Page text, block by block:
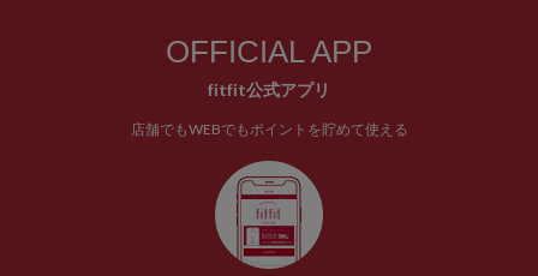
OFFICIAL APP
fitfit公式アプリ
店舗でもWEBでもポイントを貯めて使える